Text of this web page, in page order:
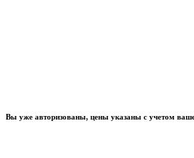
Вы уже авторизованы, цены указаны с учетом